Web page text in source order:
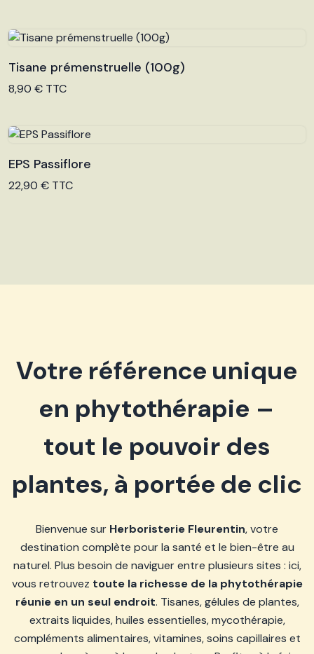
Voir le produit
Tisane prémenstruelle (100g)
8,90 € TTC
Voir le produit
EPS Passiflore
22,90 € TTC
Votre référence unique
en phytothérapie –
tout le pouvoir des
plantes, à portée de clic
Bienvenue sur Herboristerie Fleurentin, votre
destination complète pour la santé et le bien-être au
naturel. Plus besoin de naviguer entre plusieurs sites : ici,
vous retrouvez toute la richesse de la phytothérapie
réunie en un seul endroit. Tisanes, gélules de plantes,
extraits liquides, huiles essentielles, mycothérapie,
compléments alimentaires, vitamines, soins capillaires et